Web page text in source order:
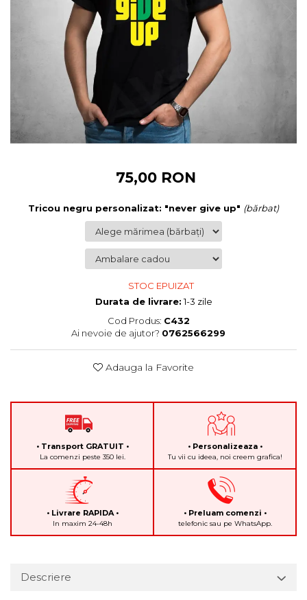
Body bebelusi personalizate
Perne personalizate
Plusuri personalizate
Agende personalizate
Etichete pentru sticla de vin
Cadouri Personalizate Unice
Sorturi Personalizate
Cadouri pentru Doctori
Cadouri Pensionare
Cadouri Profesori
75,00 RON
Tricou negru personalizat: "never give up" (bărbat)
STOC EPUIZAT
Durata de livrare:1-3 zile
Cod Produs: C432
Ai nevoie de ajutor? 0762566299
Adauga la Favorite
• Transport GRATUIT •
La comenzi peste 350 lei.
• Personalizeaza •
Tu vii cu ideea, noi creem grafica!
• Livrare RAPIDA •
In maxim 24-48h
• Preluam comenzi •
telefonic sau pe WhatsApp.
Descriere